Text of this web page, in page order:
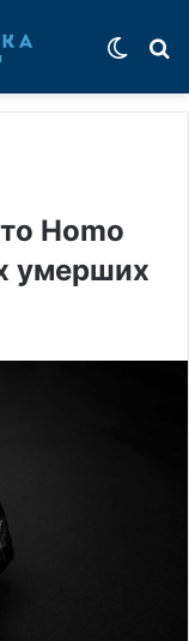
Homo
умерших